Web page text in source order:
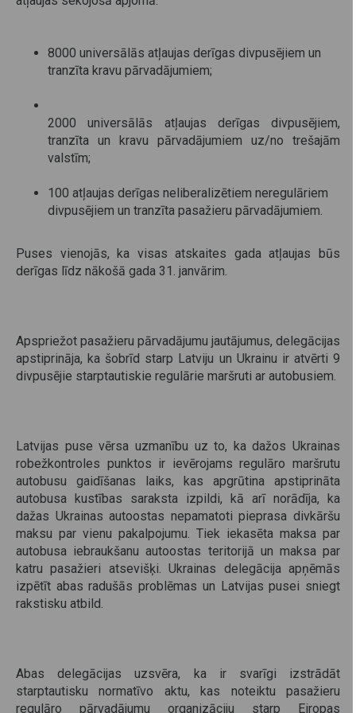
8000 universālās atļaujas derīgas divpusējiem un
tranzīta kravu pārvadājumiem;
2000 universālās atļaujas derīgas divpusējiem,
tranzīta un kravu pārvadājumiem uz/no trešajām
valstīm;
100 atļaujas derīgas neliberalizētiem neregulāriem
divpusējiem un tranzīta pasažieru pārvadājumiem.
Puses vienojās, ka visas atskaites gada atļaujas būs
derīgas līdz nākošā gada 31. janvārim.
Apspriežot pasažieru pārvadājumu jautājumus, delegācijas
apstiprināja, ka šobrīd starp Latviju un Ukrainu ir atvērti 9
divpusējie starptautiskie regulārie maršruti ar autobusiem.
Latvijas puse vērsa uzmanību uz to, ka dažos Ukrainas
robežkontroles punktos ir ievērojams regulāro maršrutu
autobusu gaidīšanas laiks, kas apgrūtina apstiprināta
autobusa kustības saraksta izpildi, kā arī norādīja, ka
dažas Ukrainas autoostas nepamatoti pieprasa divkāršu
maksu par vienu pakalpojumu. Tiek iekasēta maksa par
autobusa iebraukšanu autoostas teritorijā un maksa par
katru pasažieri atsevišķi. Ukrainas delegācija apņēmās
izpētīt abas radušās problēmas un Latvijas pusei sniegt
rakstisku atbild.
Abas delegācijas uzsvēra, ka ir svarīgi izstrādāt
starptautisku normatīvo aktu, kas noteiktu pasažieru
regulāro pārvadājumu organizāciju starp Eiropas